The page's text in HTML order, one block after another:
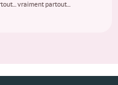
vraiment partout...